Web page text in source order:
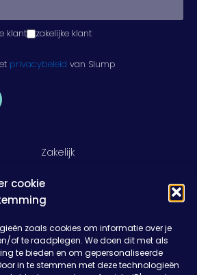
cookie
zoals cookies om informatie over je
of te raadplegen. We doen dit met als
te bieden en om gepersonaliseerde
in te stemmen met deze technologieën
klant zakelijke klant
privacybeleid van Slump
Zakelijk
Over ons
Offerte aanvragen